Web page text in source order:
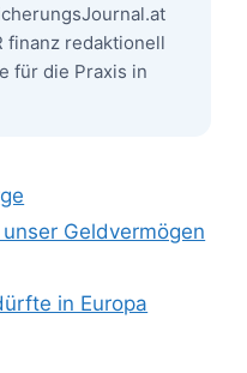
finanz redaktionell
für die Praxis in
Geldvermögen
in Europa